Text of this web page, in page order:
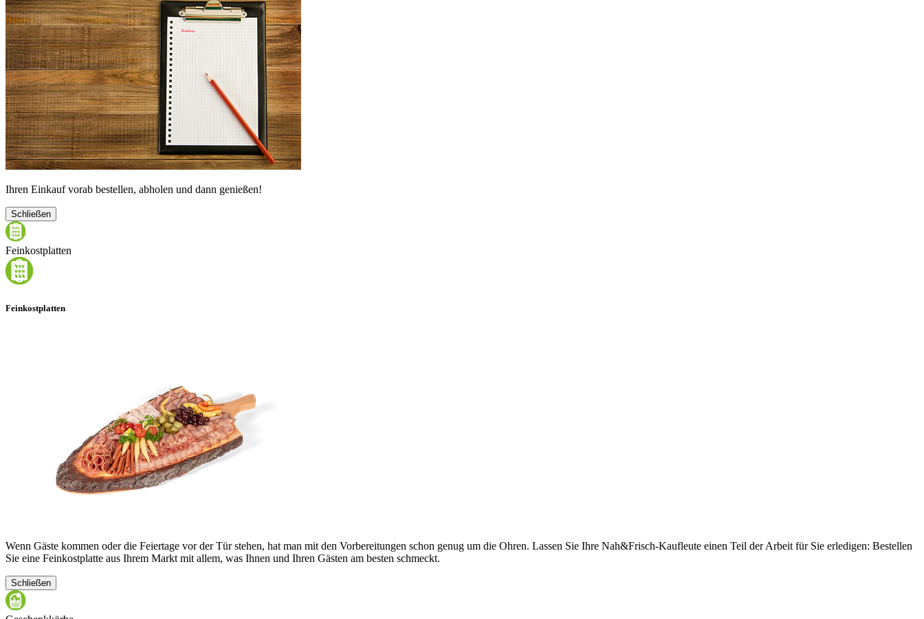
Ihren Einkauf vorab bestellen, abholen und dann genießen!
Schließen
Feinkostplatten
Feinkostplatten
Wenn Gäste kommen oder die Feiertage vor der Tür stehen, hat man mit den Vorbereitungen schon genug um die Ohren. Lassen Sie Ihre Nah&Frisch-Kaufleute einen Teil der Arbeit für Sie erledigen: Bestellen
Sie eine Feinkostplatte aus Ihrem Markt mit allem, was Ihnen und Ihren Gästen am besten schmeckt.
Schließen